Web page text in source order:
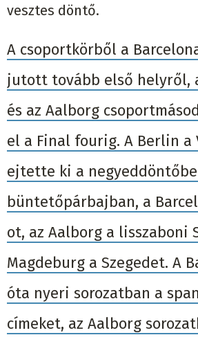
vesztes döntő.
A csoportkörből a
jutott tovább első helyről,
és az Aalborg
el a Final fourig. A Berlin a
ejtette ki a
büntetőpárbajban, a
ot, az Aalborg a lisszaboni
Magdeburg a Szegedet. A
óta nyeri sorozatban a
címeket, az Aalborg